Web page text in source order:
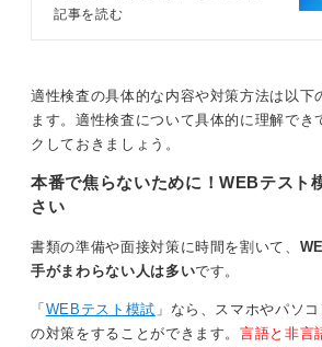
実は、適性検査のなかでおこなわれる
その理由は、学生の皆さんは非常に素
する人が多い一方で、社会人経験のあ
「企業が求める人物像」というものを意
忖度して回答できるからです。
結果として、一般の人の方が偏った性格
くなる傾向が見受けられます。
そのため、性格検査といえども油断せず
でいただきたいポイントです。
対策についてですが、適性検査、特に
って能力検査を受検する可能性も多
るのではないでしょうか。この記事
ではキャリアコンサルタントと一緒
に能力検査とはどのような検査なの
かを、どう対策するべきかなどを解
記事を読む
適性検査の具体的な内容や対策方法は以下
ます。適性検査について具体的に理解でき
クしておきましょう。
本番で焦らないために！WEBテスト
さい
書類の準備や面接対策に時間を割いて、
手がまわらない人は多いです。
「 WEBテスト模試 」なら、スマホやパソ
の対策をすることができます。言語と非言